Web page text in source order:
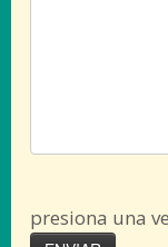
presiona una